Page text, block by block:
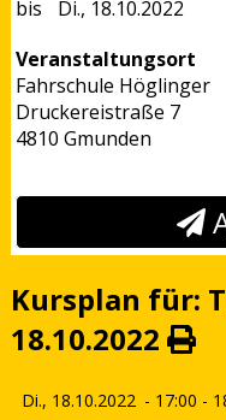
Di., 18.10.2022
Veranstaltungsort
Fahrschule Höglinger
Druckereistraße 7
4810 Gmunden
Kursplan für:
18.10.2022
Di., 18.10.2022 - 17:00 -